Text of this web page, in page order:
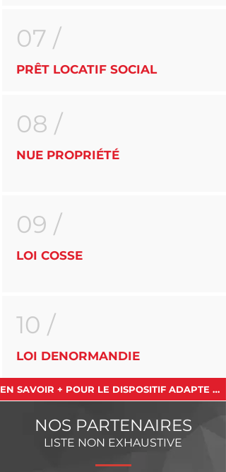
07 /
PRÊT LOCATIF SOCIAL
08 /
NUE PROPRIÉTÉ
09 /
LOI COSSE
10 /
LOI DENORMANDIE
EN SAVOIR + POUR LE DISPOSITIF ADAPTE A MA SITUATION
NOS PARTENAIRES
LISTE NON EXHAUSTIVE